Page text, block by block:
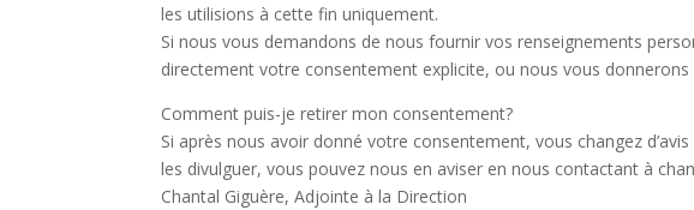
les utilisions à cette fin uniquement.
Si nous vous demandons de nous fournir vos renseignements
directement votre consentement explicite, ou nous vous donnerons
Comment puis-je retirer mon consentement?
Si après nous avoir donné votre consentement, vous changez
les divulguer, vous pouvez nous en aviser en nous contactant à
Chantal Giguère, Adjointe à la Direction